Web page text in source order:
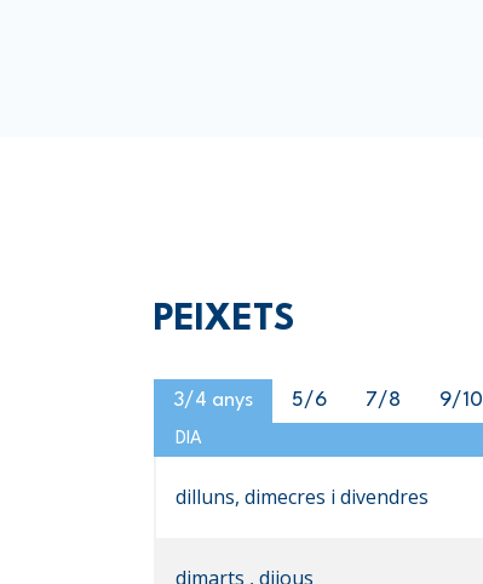
PEIXETS
3/4 anys 5/6 7/8 9/10
DIA
dilluns, dimecres i divendres
dimarts , dijous